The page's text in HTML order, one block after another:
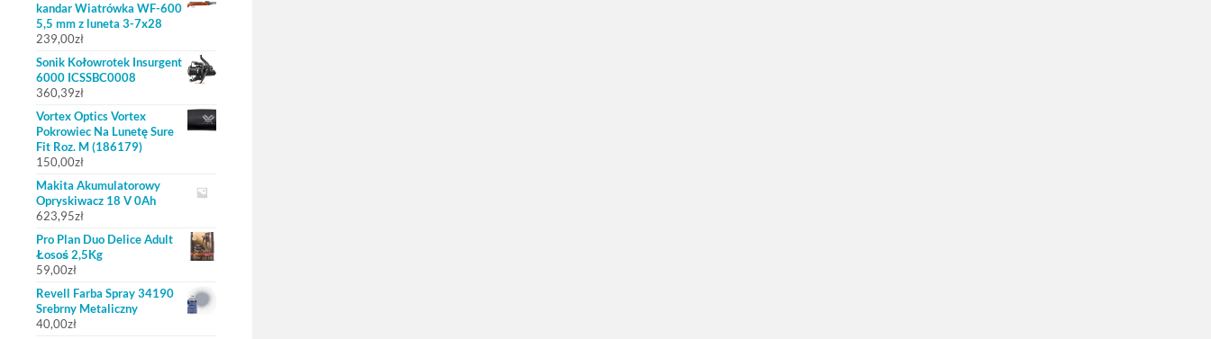
kandar Wiatrówka WF-600
5,5 mm z luneta 3-7x28
239,00zł
Sonik Kołowrotek Insurgent
6000 ICSSBC0008
360,39zł
Vortex Optics Vortex
Pokrowiec Na Lunetę Sure
Fit Roz. M (186179)
150,00zł
Makita Akumulatorowy
Opryskiwacz 18 V 0Ah
623,95zł
Pro Plan Duo Delice Adult
Łosoś 2,5Kg
59,00zł
Revell Farba Spray 34190
Srebrny Metaliczny
40,00zł